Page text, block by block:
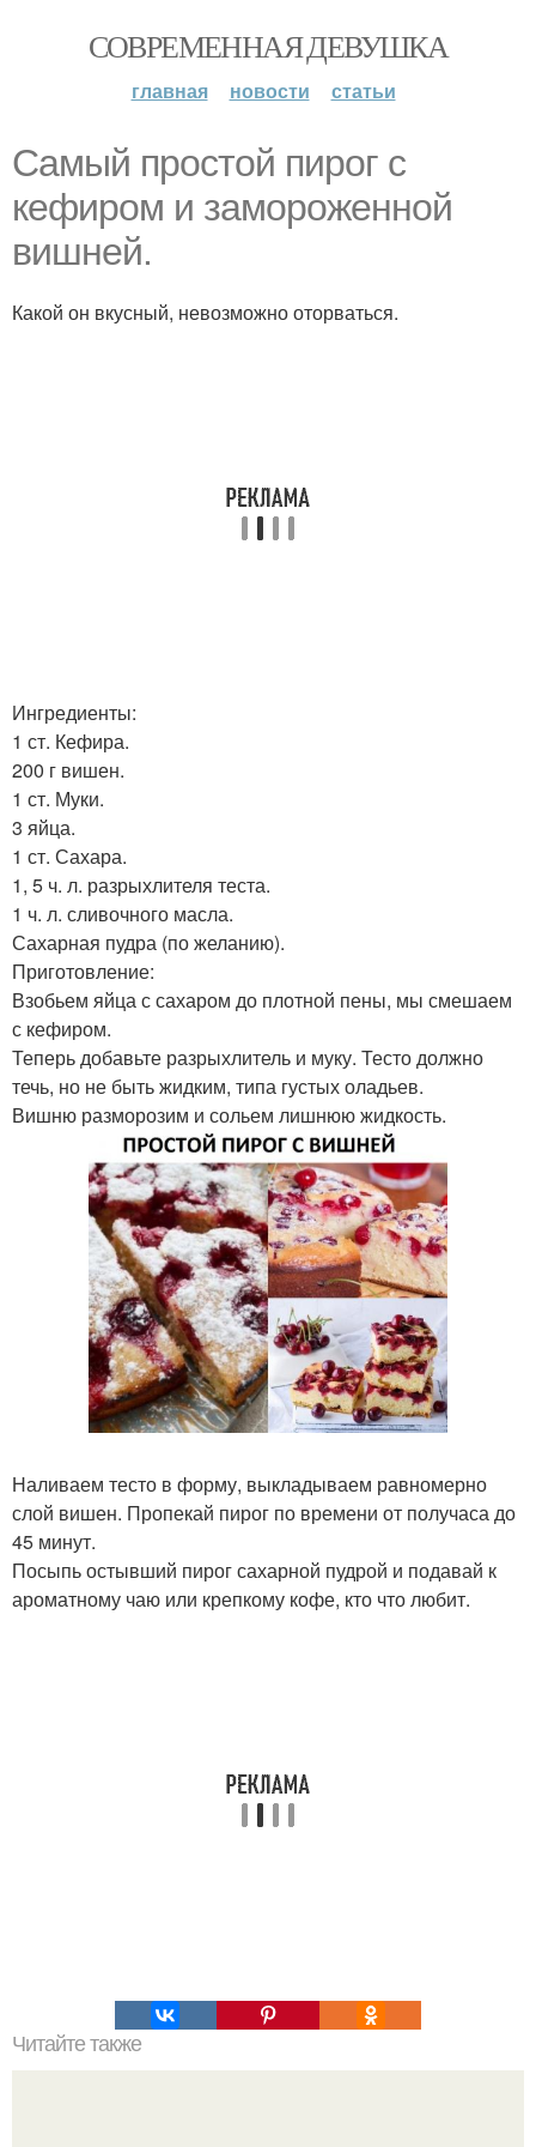
СОВРЕМЕННАЯ ДЕВУШКА
главная новости статьи
Самый простой пирог с
кефиром и замороженной
вишней.
Какой он вкусный, невозможно оторваться.
Ингредиенты:
1 ст. Кефира.
200 г вишен.
1 ст. Муки.
3 яйца.
1 ст. Сахара.
1, 5 ч. л. разрыхлителя теста.
1 ч. л. сливочного масла.
Сахарная пудра (по желанию).
Приготовление:
Взобьем яйца с сахаром до плотной пены, мы смешаем
с кефиром.
Теперь добавьте разрыхлитель и муку. Тесто должно
течь, но не быть жидким, типа густых оладьев.
Вишню разморозим и сольем лишнюю жидкость.
Наливаем тесто в форму, выкладываем равномерно
слой вишен. Пропекай пирог по времени от получаса до
45 минут.
Посыпь остывший пирог сахарной пудрой и подавай к
ароматному чаю или крепкому кофе, кто что любит.
Читайте также